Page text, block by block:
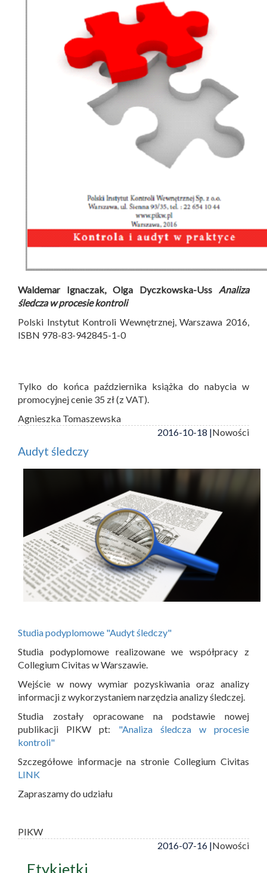
Waldemar Ignaczak, Olga Dyczkowska-Uss Analiza
śledcza w procesie kontroli
Polski Instytut Kontroli Wewnętrznej, Warszawa 2016,
ISBN 978-83-942845-1-0
Tylko do końca października książka do nabycia w
promocyjnej cenie 35 zł (z VAT).
Agnieszka Tomaszewska
2016-10-18 |Nowości
Audyt śledczy
Studia podyplomowe "Audyt śledczy"
Studia podyplomowe realizowane we współpracy z
Collegium Civitas w Warszawie.
Wejście w nowy wymiar pozyskiwania oraz analizy
informacji z wykorzystaniem narzędzia analizy śledczej.
Studia zostały opracowane na podstawie nowej
publikacji PIKW pt: "Analiza śledcza w procesie
kontroli"
Szczegółowe informacje na stronie Collegium Civitas
LINK
Zapraszamy do udziału
PIKW
2016-07-16 |Nowości
Etykietki